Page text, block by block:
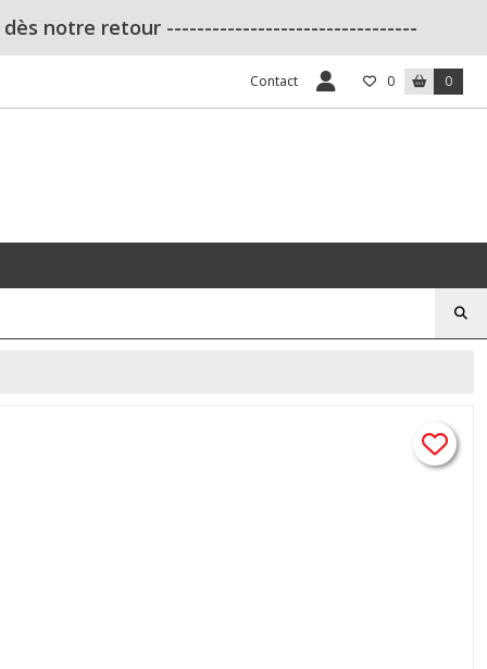
notre retour ---------------------------------
Contact 0 0